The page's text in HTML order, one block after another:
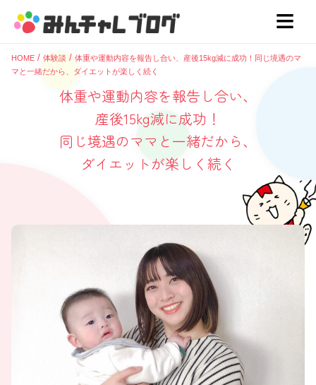
HOME 体験談 体重や運動内容を報告し合い、 産後15kg減に成功！ 同じ境遇のマ
マと一緒だから、 ダイエットが楽しく続く
体重や運動内容を報告し合い、
産後15kg減に成功！
同じ境遇のママと一緒だから、
ダイエットが楽しく続く